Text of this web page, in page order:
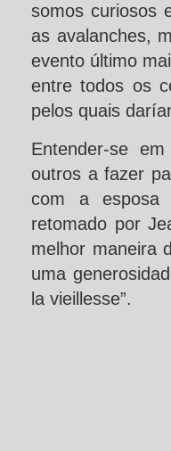
somos curiosos
as avalanches,
evento último
entre todos os
pelos quais
Entender-se
outros a fazer
com a esposa
retomado por
melhor maneira
uma
la vieillesse”.